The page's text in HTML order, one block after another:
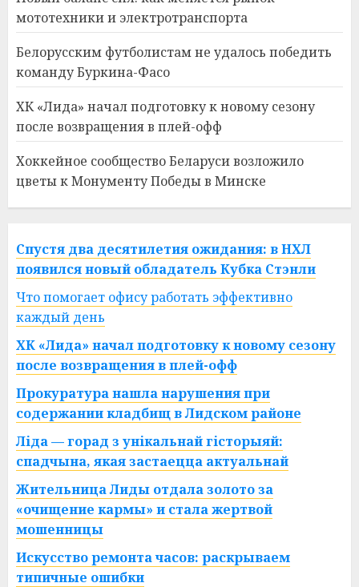
мототехники и электротранспорта
Белорусским футболистам не удалось победить
команду Буркина-Фасо
ХК «Лида» начал подготовку к новому сезону
после возвращения в плей-офф
Хоккейное сообщество Беларуси возложило
цветы к Монументу Победы в Минске
Спустя два десятилетия ожидания: в НХЛ
появился новый обладатель Кубка Стэнли
Что помогает офису работать эффективно
каждый день
ХК «Лида» начал подготовку к новому сезону
после возвращения в плей-офф
Прокуратура нашла нарушения при
содержании кладбищ в Лидском районе
Ліда — горад з унікальнай гісторыяй:
спадчына, якая застаецца актуальнай
Жительница Лиды отдала золото за
«очищение кармы» и стала жертвой
мошенницы
Искусство ремонта часов: раскрываем
типичные ошибки